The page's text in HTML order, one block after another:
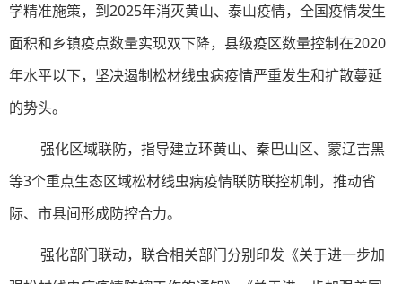
学精准施策，到2025年消灭黄山、泰山疫情，全国疫情发生
面积和乡镇疫点数量实现双下降，县级疫区数量控制在2020
年水平以下，坚决遏制松材线虫病疫情严重发生和扩散蔓延
的势头。
强化区域联防，指导建立环黄山、秦巴山区、蒙辽吉黑
等3个重点生态区域松材线虫病疫情联防联控机制，推动省
际、市县间形成防控合力。
强化部门联动，联合相关部门分别印发《关于进一步加